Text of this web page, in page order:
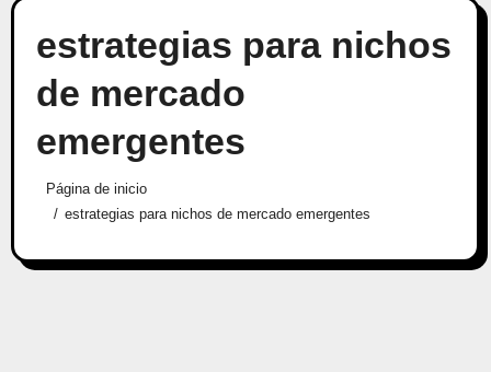
estrategias para nichos
de mercado
emergentes
Página de inicio
estrategias para nichos de mercado emergentes